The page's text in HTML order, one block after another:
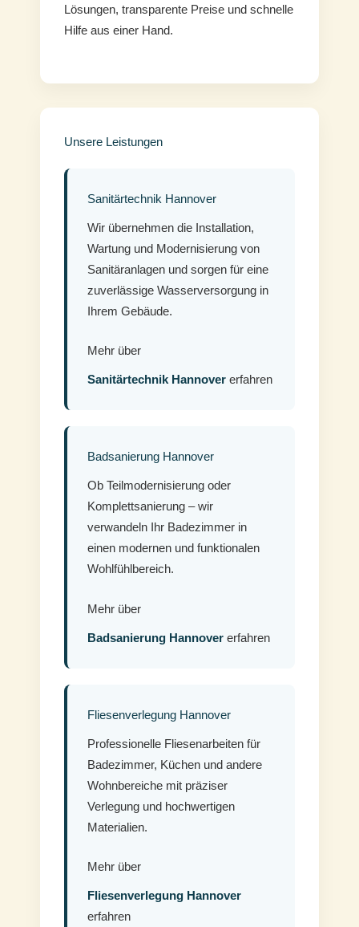
Lösungen, transparente Preise und schnelle
Hilfe aus einer Hand.
Unsere Leistungen
Sanitärtechnik Hannover
Wir übernehmen die Installation,
Wartung und Modernisierung von
Sanitäranlagen und sorgen für eine
zuverlässige Wasserversorgung in
Ihrem Gebäude.
Mehr über
Sanitärtechnik Hannover erfahren
Badsanierung Hannover
Ob Teilmodernisierung oder
Komplettsanierung – wir
verwandeln Ihr Badezimmer in
einen modernen und funktionalen
Wohlfühlbereich.
Mehr über
Badsanierung Hannover erfahren
Fliesenverlegung Hannover
Professionelle Fliesenarbeiten für
Badezimmer, Küchen und andere
Wohnbereiche mit präziser
Verlegung und hochwertigen
Materialien.
Mehr über
Fliesenverlegung Hannover
erfahren